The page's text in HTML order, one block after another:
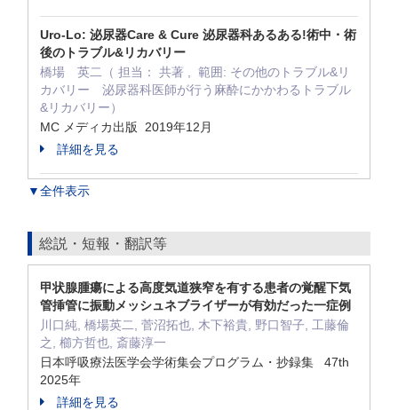
Uro-Lo: 泌尿器Care & Cure 泌尿器科あるある!術中・術
後のトラブル&リカバリー
橋場 英二（ 担当： 共著 , 範囲: その他のトラブル&リ
カバリー 泌尿器科医師が行う麻酔にかかわるトラブル
&リカバリー）
MC メディカ出版 2019年12月
詳細を見る
▼全件表示
総説・短報・翻訳等
甲状腺腫瘍による高度気道狭窄を有する患者の覚醒下気
管挿管に振動メッシュネブライザーが有効だった一症例
川口純, 橋場英二, 菅沼拓也, 木下裕貴, 野口智子, 工藤倫
之, 櫛方哲也, 斎藤淳一
日本呼吸療法医学会学術集会プログラム・抄録集 47th
2025年
詳細を見る